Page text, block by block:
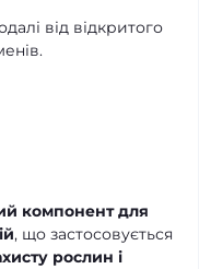
від відкритого
компонент для
, що застосовується
рослин і